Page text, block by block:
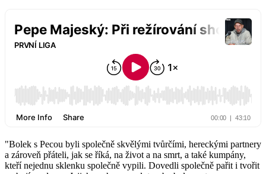
"Bolek s Pecou byli společně skvělými tvůrčími, hereckými partnery
a zároveň přáteli, jak se říká, na život a na smrt, a také kumpány,
kteří nejednu sklenku společně vypili. Dovedli společně pařit i tvořit